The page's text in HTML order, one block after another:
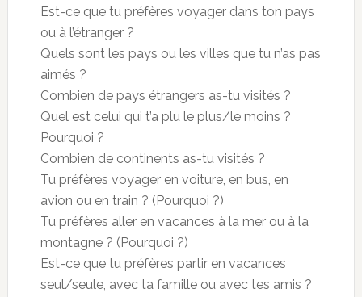
Est-ce que tu préfères voyager dans ton pays
ou à l’étranger ?
Quels sont les pays ou les villes que tu n’as pas
aimés ?
Combien de pays étrangers as-tu visités ?
Quel est celui qui t’a plu le plus/le moins ?
Pourquoi ?
Combien de continents as-tu visités ?
Tu préfères voyager en voiture, en bus, en
avion ou en train ? (Pourquoi ?)
Tu préfères aller en vacances à la mer ou à la
montagne ? (Pourquoi ?)
Est-ce que tu préfères partir en vacances
seul/seule, avec ta famille ou avec tes amis ?